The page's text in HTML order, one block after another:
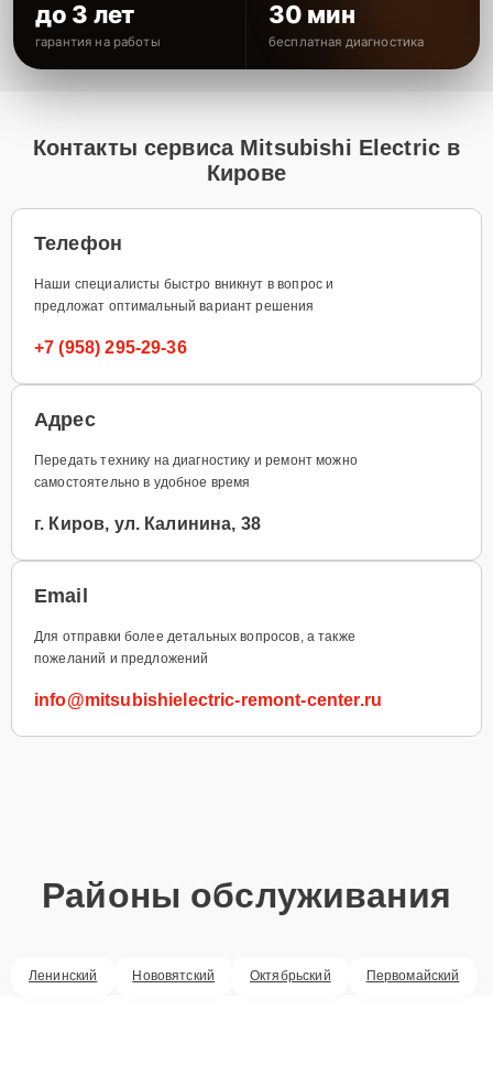
до 3 лет
гарантия на работы
30 мин
бесплатная диагностика
Контакты сервиса Mitsubishi Electric в
Кирове
Телефон
Наши специалисты быстро вникнут в вопрос и
предложат оптимальный вариант решения
+7 (958) 295-29-36
Адрес
Передать технику на диагностику и ремонт можно
самостоятельно в удобное время
г. Киров, ул. Калинина, 38
Email
Для отправки более детальных вопросов, а также
пожеланий и предложений
info@mitsubishielectric-remont-center.ru
Районы обслуживания
Ленинский Нововятский Октябрьский Первомайский